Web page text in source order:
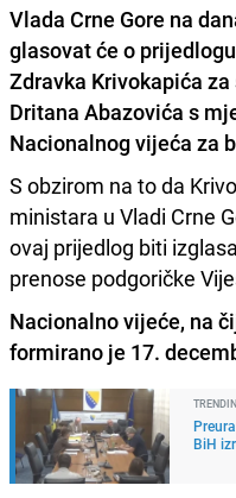
Vlada Crne Gore na
glasovat će o
Zdravka Krivokapića
Dritana Abazovića s
Nacionalnog vijeća za
S obzirom na to da
ministara u Vladi Crne
ovaj prijedlog biti
prenose podgoričke
Nacionalno vijeće, na
formirano je 17.
BiH